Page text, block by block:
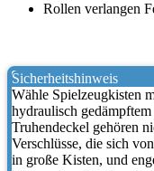
Rollen verlangen
Sicherheitshinweis
Wähle Spielzeugkisten
hydraulisch
Truhendeckel gehören
Verschlüsse, die sich
in große Kisten, und